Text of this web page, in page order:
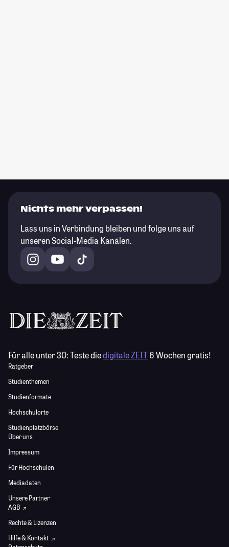
Nichts mehr verpassen!
Lass uns in Verbindung bleiben und folge uns auf
unseren Social-Media Kanälen.
Für alle unter 30:Teste diedigitale ZEIT6 Wochen gratis!
Ratgeber
Studienthemen
Studienformate
Hochschulorte
Studienplatzbörse
Über uns
Impressum
Für Hochschulen
Mediadaten
Unsere Partner
AGB
Rechte & Lizenzen
Hilfe & Kontakt